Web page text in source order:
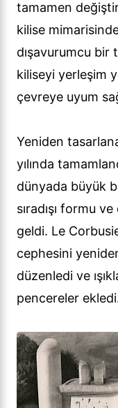
tamamen
kilise
dışavurumcu bir
kiliseyi yerleşim
çevreye uyum
Yeniden
yılında
dünyada büyük
sıradışı formu
geldi. Le
cephesini
düzenledi ve
pencereler